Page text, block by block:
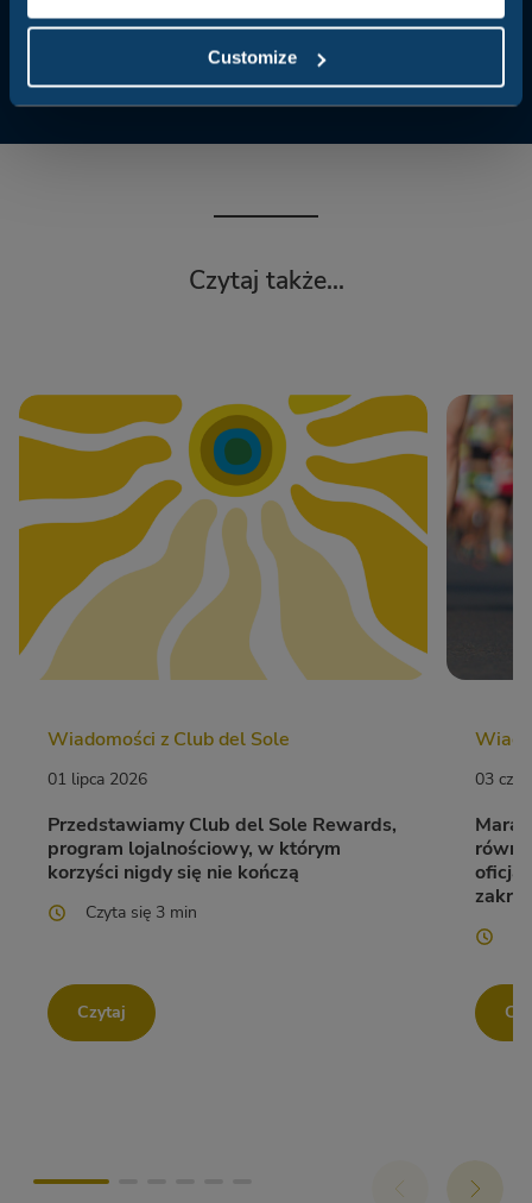
Customize
Czytaj także...
Wiadomości z Club del Sole
01 lipca 2026
Przedstawiamy Club del Sole Rewards,
program lojalnościowy, w którym
korzyści nigdy się nie kończą
Czyta się 3 min
Czytaj
03